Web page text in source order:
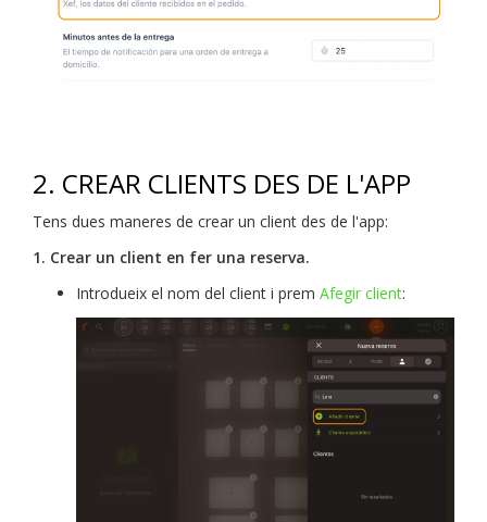
2. CREAR CLIENTS DES DE L'APP
Tens dues maneres de crear un client des de l'app:
1. Crear un client en fer una reserva.
Introdueix el nom del client i prem Afegir client: